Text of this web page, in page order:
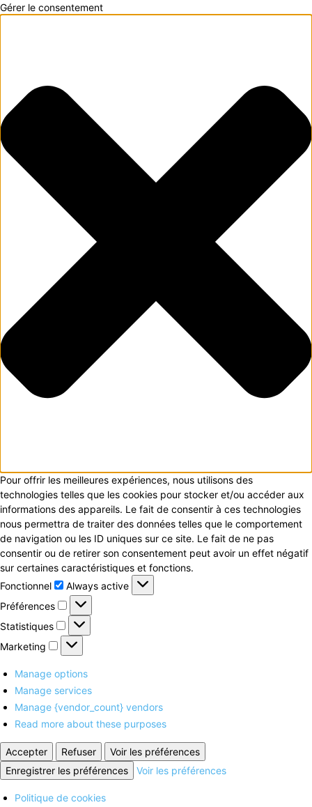
Gérer le consentement
Pour offrir les meilleures expériences, nous utilisons des
technologies telles que les cookies pour stocker et/ou accéder aux
informations des appareils. Le fait de consentir à ces technologies
nous permettra de traiter des données telles que le comportement
de navigation ou les ID uniques sur ce site. Le fait de ne pas
consentir ou de retirer son consentement peut avoir un effet négatif
sur certaines caractéristiques et fonctions.
Fonctionnel
Fonctionnel
Always active
Préférences
Préférences
Statistiques
Statistiques
Marketing
Marketing
Manage options
Manage services
Manage {vendor_count} vendors
Read more about these purposes
Accepter Refuser
Voir les préférences
Enregistrer les préférences
Voir les préférences
Politique de cookies